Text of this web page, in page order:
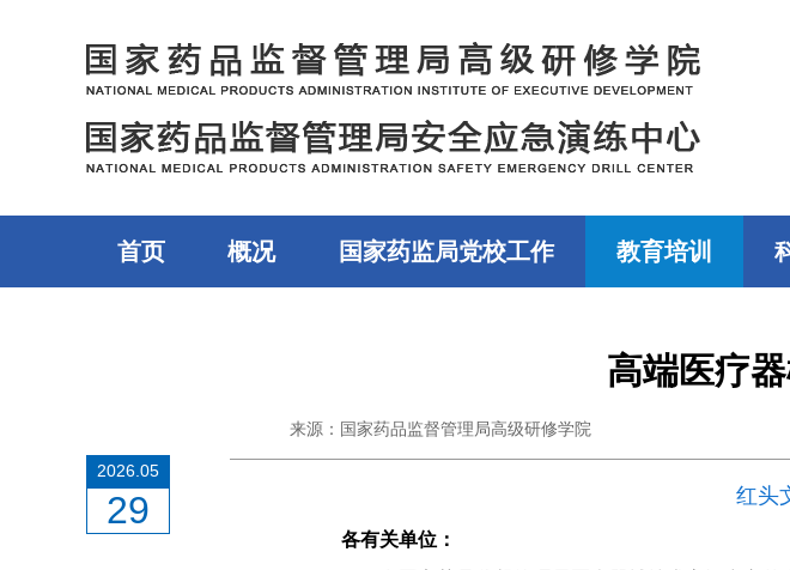
首页 概况 国家药监局党校工作 教育培训
2026.05
29
高端医疗
来源：国家药品监督管理局高级研修学院
红头
各有关单位：